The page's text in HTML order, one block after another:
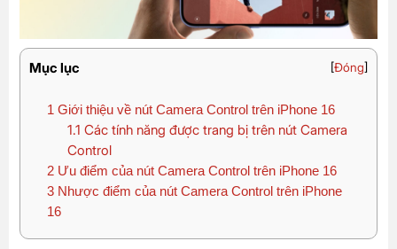
Mục lục [Đóng]
1 Giới thiệu về nút Camera Control trên iPhone 16
1.1 Các tính năng được trang bị trên nút Camera
Control
2 Ưu điểm của nút Camera Control trên iPhone 16
3 Nhược điểm của nút Camera Control trên iPhone
16